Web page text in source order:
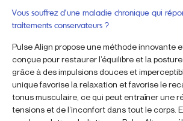
Vous souffrez d’une maladie chronique qui
traitements conservateurs ?
Pulse Align propose une méthode innovante
conçue pour restaurer l’équilibre et la
grâce à des impulsions douces et
unique favorise la relaxation et favorise le
tonus musculaire, ce qui peut entraîner une
tensions et de l’inconfort dans tout le corps.